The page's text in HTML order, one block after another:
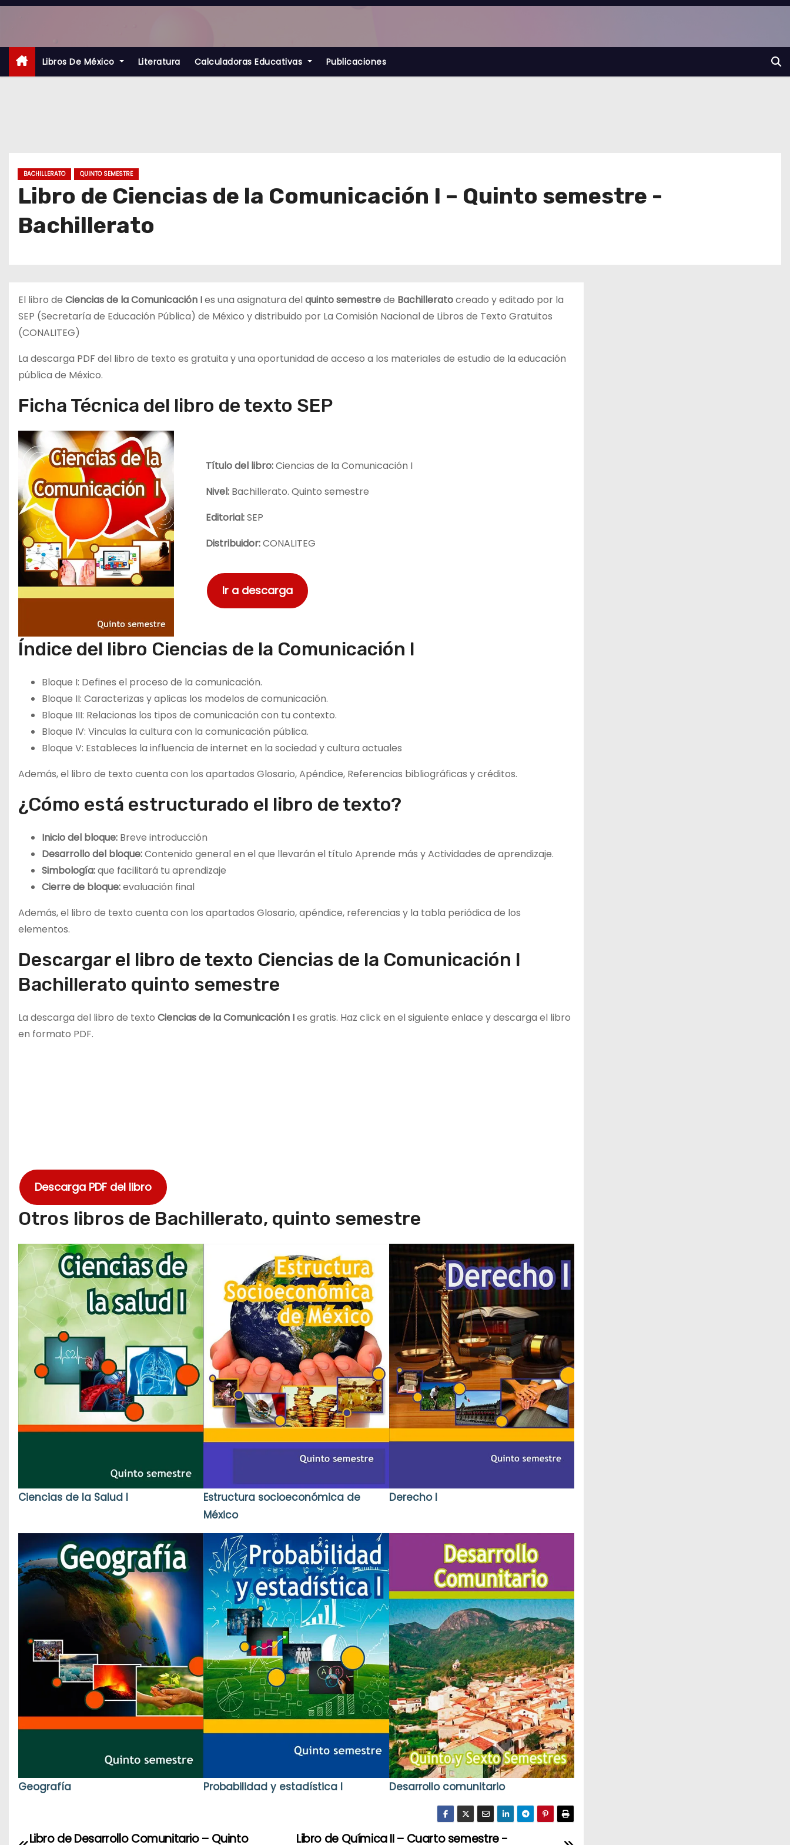
S
l
a
Libros De México Literatura Calculadoras Educativas Publicaciones
BACHILLERATO QUINTO SEMESTRE
Libro de Ciencias de la Comunicación I – Quinto semestre -
Bachillerato
El libro de Ciencias de la Comunicación Ies una asignatura delquinto semestrede Bachilleratocreado y editado por la
SEP (Secretaría de Educación Pública) de México y distribuido por La Comisión Nacional de Libros de Texto Gratuitos
(CONALITEG)
La descarga PDF del libro de texto es gratuita y una oportunidad de acceso a los materiales de estudio de la educación
pública de México.
Ficha Técnica del libro de texto SEP
Título del libro:Ciencias de la Comunicación I
Nivel: Bachillerato. Quinto semestre
Editorial:SEP
Distribuidor:CONALITEG
Ir a descarga
Índice del libro Ciencias de la Comunicación I
Bloque I: Defines el proceso de la comunicación.
Bloque II: Caracterizas y aplicas los modelos de comunicación.
Bloque III: Relacionas los tipos de comunicación con tu contexto.
Bloque IV: Vinculas la cultura con la comunicación pública.
Bloque V: Estableces la influencia de internet en la sociedad y cultura actuales
Además, el libro de texto cuenta con los apartados Glosario, Apéndice, Referencias bibliográficas y créditos.
¿Cómo está estructurado el libro de texto?
Inicio del bloque: Breve introducción
Desarrollo del bloque:Contenido general en el que llevarán el título Aprende más y Actividades de aprendizaje.
Simbología:que facilitará tu aprendizaje
Cierre de bloque:evaluación final
Además, el libro de texto cuenta con los apartados Glosario, apéndice, referencias y la tabla periódica de los
elementos.
Descargar el libro de texto Ciencias de la Comunicación I
Bachillerato quinto semestre
La descarga del libro de texto Ciencias de la Comunicación Ies gratis. Haz click en el siguiente enlace y descarga el libro
en formato PDF.
Descarga PDF del libro
Otros libros de Bachillerato, quinto semestre
Ciencias de la Salud I
Estructura socioeconómica de
México
Derecho I
Geografía Probabilidad y estadística I Desarrollo comunitario
Libro de Química II – Cuarto semestre -
Libro de Desarrollo Comunitario – Quinto